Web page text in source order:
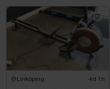
Linköping 4d 1h